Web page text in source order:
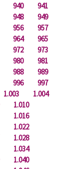
940
941
948
949
956
957
964
965
972
973
980
981
988
989
996
997
1.003
1.004
1.010
1.016
1.022
1.028
1.034
1.040